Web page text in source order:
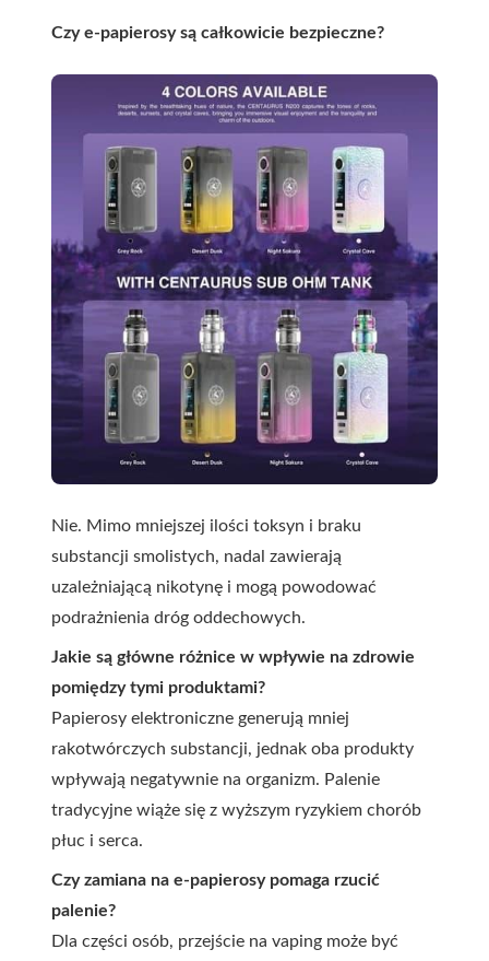
Czy e-papierosy są całkowicie bezpieczne?
Nie. Mimo mniejszej ilości toksyn i braku
substancji smolistych, nadal zawierają
uzależniającą nikotynę i mogą powodować
podrażnienia dróg oddechowych.
Jakie są główne różnice w wpływie na zdrowie
pomiędzy tymi produktami?
Papierosy elektroniczne generują mniej
rakotwórczych substancji, jednak oba produkty
wpływają negatywnie na organizm. Palenie
tradycyjne wiąże się z wyższym ryzykiem chorób
płuc i serca.
Czy zamiana na e-papierosy pomaga rzucić
palenie?
Dla części osób, przejście na vaping może być